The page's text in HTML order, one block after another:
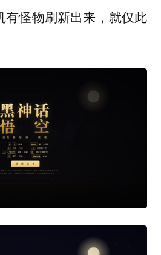
有怪物刷新出来，就仅此